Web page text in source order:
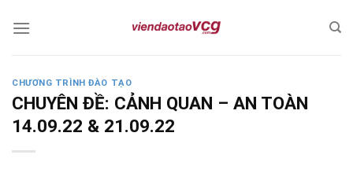
CHƯƠNG TRÌNH ĐÀO TẠO
CHUYÊN ĐỀ: CẢNH QUAN – AN TOÀN
14.09.22 & 21.09.22